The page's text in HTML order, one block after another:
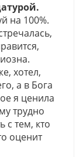
на 100%.
хотел,
а в Бога
я ценила
трудно
с тем, кто
оценит